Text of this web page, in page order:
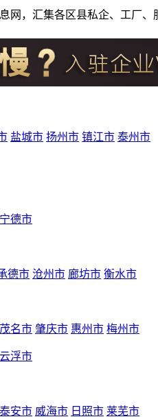
网，汇集各区县私企、工厂
盐城市 扬州市 镇江市 泰州市
宁德市
德市 沧州市 廊坊市 衡水市
茂名市 肇庆市 惠州市 梅州市
云浮市
泰安市 威海市 日照市 莱芜市